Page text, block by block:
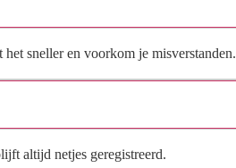
sneller en voorkom je misverstanden.
altijd netjes geregistreerd.